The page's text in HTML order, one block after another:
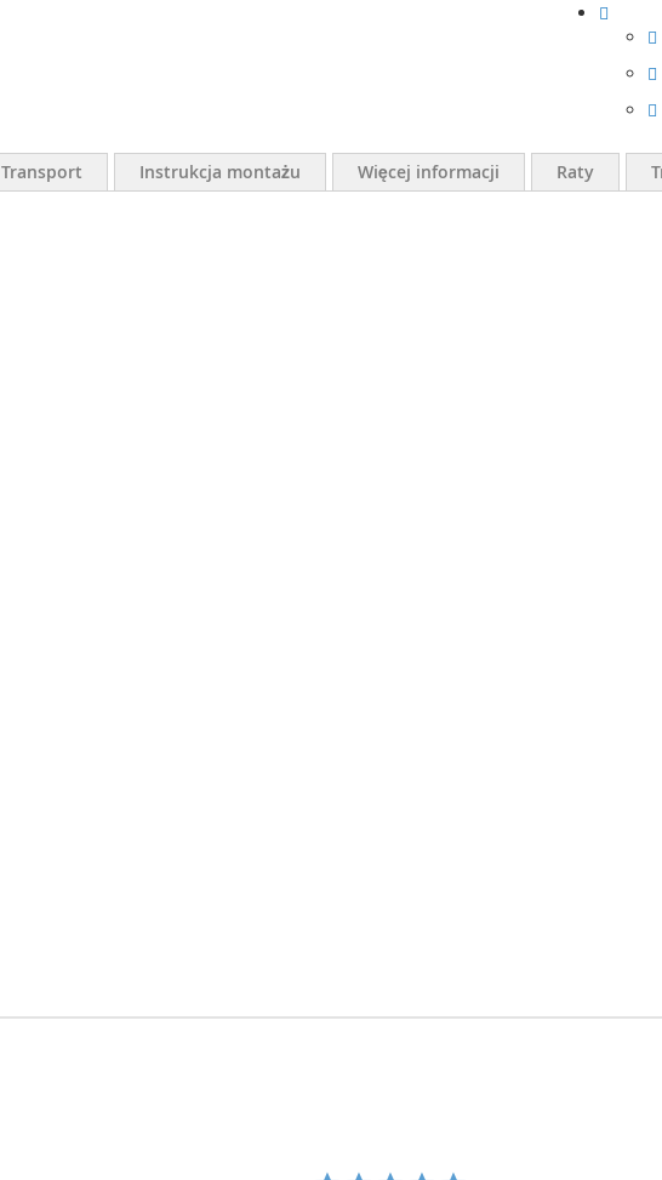
Transport Instrukcja montażu Więcej informacji Raty